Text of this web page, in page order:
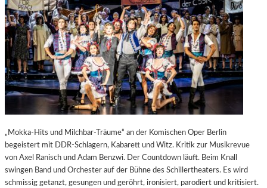
„Mokka-Hits und Milchbar-Träume“ an der Komischen Oper Berlin
begeistert mit DDR-Schlagern, Kabarett und Witz. Kritik zur Musikrevue
von Axel Ranisch und Adam Benzwi. Der Countdown läuft. Beim Knall
swingen Band und Orchester auf der Bühne des Schillertheaters. Es wird
schmissig getanzt, gesungen und geröhrt, ironisiert, parodiert und kritisiert.